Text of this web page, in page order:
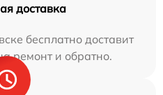
доставка
бесплатно доставит
ремонт и обратно.